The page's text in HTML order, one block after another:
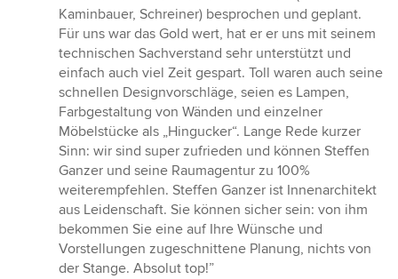
Kaminbauer, Schreiner) besprochen und geplant.
Für uns war das Gold wert, hat er er uns mit seinem
technischen Sachverstand sehr unterstützt und
einfach auch viel Zeit gespart. Toll waren auch seine
schnellen Designvorschläge, seien es Lampen,
Farbgestaltung von Wänden und einzelner
Möbelstücke als „Hingucker“. Lange Rede kurzer
Sinn: wir sind super zufrieden und können Steffen
Ganzer und seine Raumagentur zu 100%
weiterempfehlen. Steffen Ganzer ist Innenarchitekt
aus Leidenschaft. Sie können sicher sein: von ihm
bekommen Sie eine auf Ihre Wünsche und
Vorstellungen zugeschnittene Planung, nichts von
der Stange. Absolut top!”